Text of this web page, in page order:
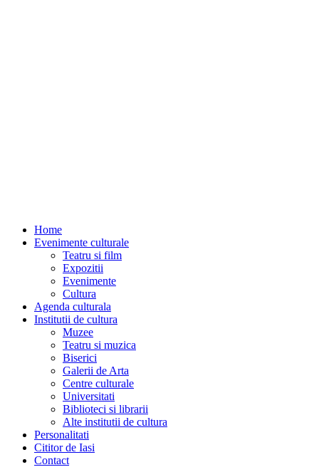
Home
Evenimente culturale
Teatru si film
Expozitii
Evenimente
Cultura
Agenda culturala
Institutii de cultura
Muzee
Teatru si muzica
Biserici
Galerii de Arta
Centre culturale
Universitati
Biblioteci si librarii
Alte institutii de cultura
Personalitati
Cititor de Iasi
Contact